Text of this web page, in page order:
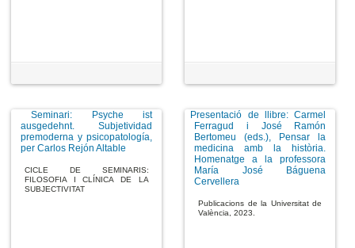
Seminari: Psyche ist
ausgedehnt. Subjetividad
premoderna y psicopatología,
per Carlos Rejón Altable
CICLE DE SEMINARIS:
FILOSOFIA I CLÍNICA DE LA
SUBJECTIVITAT
Presentació de llibre: Carmel
Ferragud i José Ramón
Bertomeu (eds.), Pensar la
medicina amb la història.
Homenatge a la professora
María José Báguena
Cervellera
Publicacions de la Universitat de
València, 2023.